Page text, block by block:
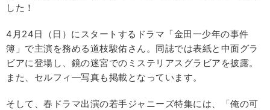
した！
4月24日（日）にスタートするドラマ「金田一少年の事件
簿」で主演を務める道枝駿佑さん。同誌では表紙と中面グラ
ビアに登場し、鏡の迷宮でのミステリアスグラビアを披露。
また、セルフィ―写真も掲載となっています。
そして、春ドラマ出演の若手ジャニーズ特集には、「俺の可